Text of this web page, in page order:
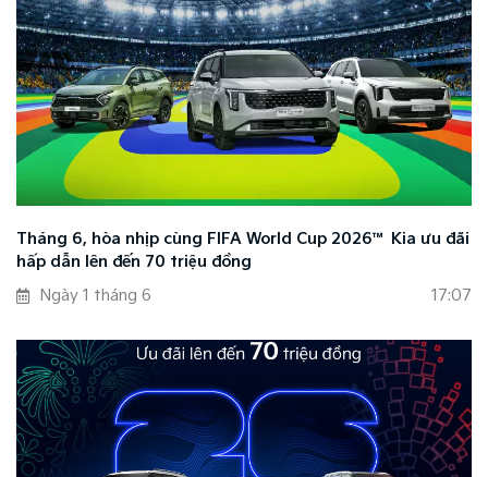
Tháng 6, hòa nhịp cùng FIFA World Cup 2026™ Kia ưu đãi
hấp dẫn lên đến 70 triệu đồng
Ngày 1 tháng 6
17:07